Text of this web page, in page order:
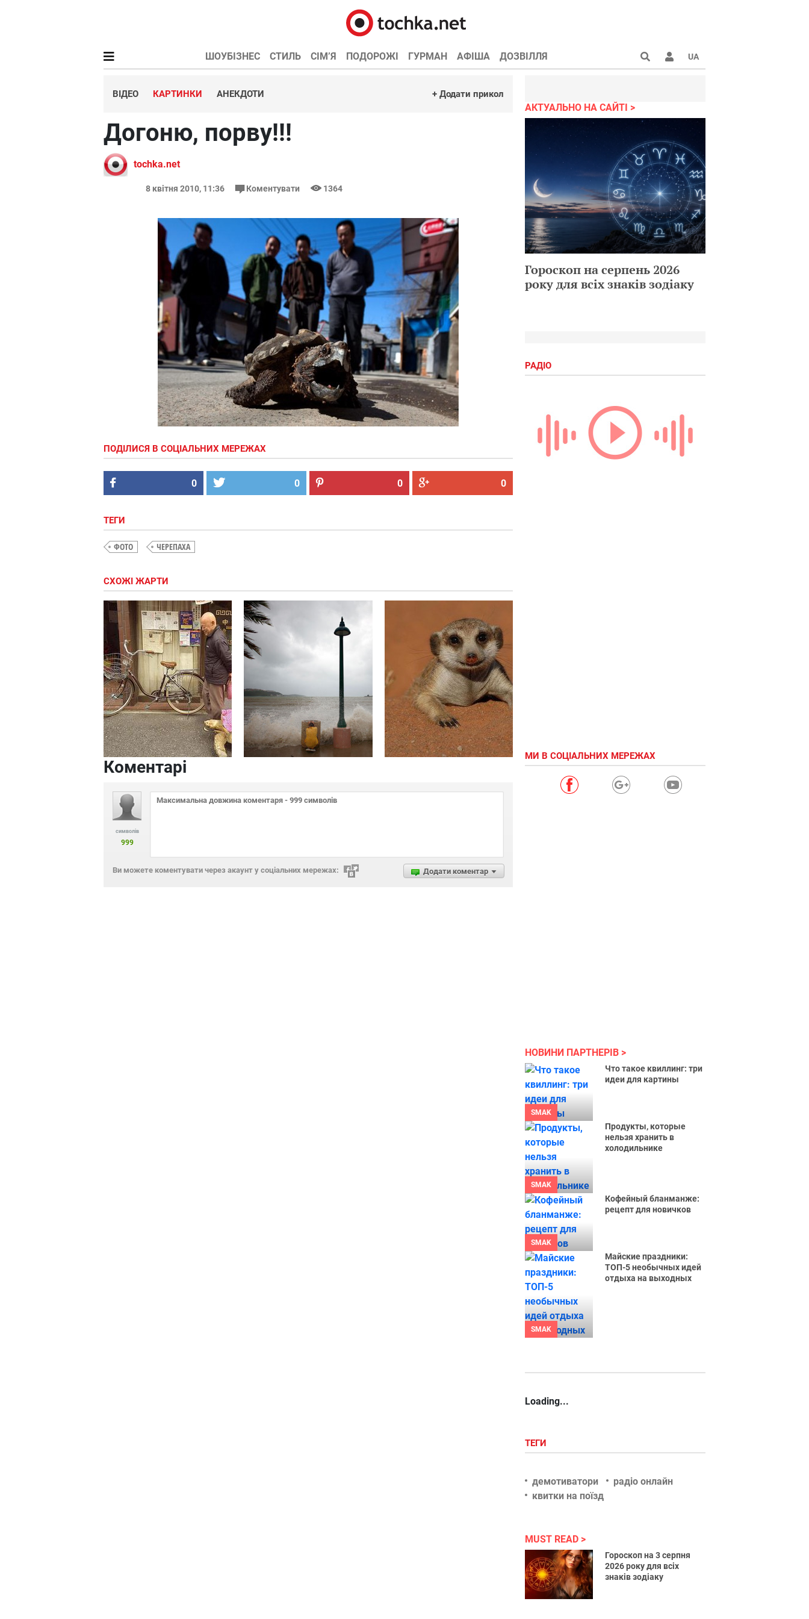
ШОУБІЗНЕС СТИЛЬ СІМ’Я ПОДОРОЖІ ГУРМАН АФІША ДОЗВІЛЛЯ UA
ВІДЕО КАРТИНКИ АНЕКДОТИ + Додати прикол
Догоню, порву!!!
tochka.net
8 квітня 2010, 11:36 Коментувати 1364
ПОДІЛИСЯ В СОЦІАЛЬНИХ МЕРЕЖАХ
0 0 0 0
ТЕГИ
ФОТО ЧЕРЕПАХА
СХОЖІ ЖАРТИ
вихованець і
найтерплячіший
господар
спрятался...
Коментарі
символів
999
Додати коментар
Ви можете коментувати через акаунт у соціальних мережах:
АКТУАЛЬНО НА САЙТІ
Гороскоп на серпень 2026
року для всіх знаків зодіаку
РАДІО
МИ В СОЦІАЛЬНИХ МЕРЕЖАХ
НОВИНИ ПАРТНЕРІВ
SMAK
Что такое квиллинг: три
идеи для картины
SMAK
Продукты, которые
нельзя хранить в
холодильнике
SMAK
Кофейный бланманже:
рецепт для новичков
SMAK
Майские праздники:
ТОП-5 необычных идей
отдыха на выходных
Loading...
ТЕГИ
демотиватори
радіо онлайн
квитки на поїзд
MUST READ
Гороскоп на 3 серпня
2026 року для всіх
знаків зодіаку